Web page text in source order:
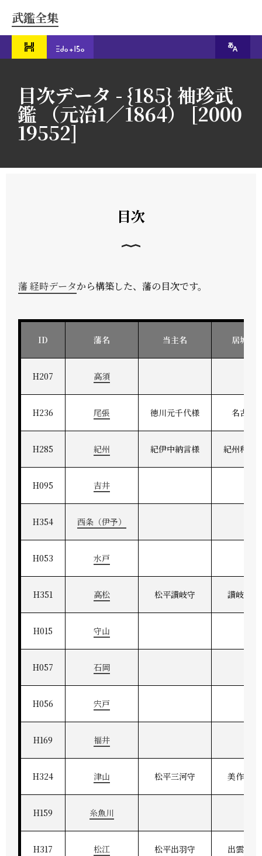
武鑑全集
目次データ - {185} 袖珍武
鑑 （元治1／1864） [2000
19552]
目次
藩 経時データから構築した、藩の目次です。
ID 藩名 当主名 居城地
H207 高須
H236 尾張 徳川元千代様 名古屋
H285 紀州 紀伊中納言様 紀州和歌
H095 吉井
H354 西条（伊予）
H053 水戸
H351 高松 松平讃岐守 讃岐高松
H015 守山
H057 石岡
H056 宍戸
H169 福井
H324 津山 松平三河守 美作津山
H159 糸魚川
H317 松江 松平出羽守 出雲松江